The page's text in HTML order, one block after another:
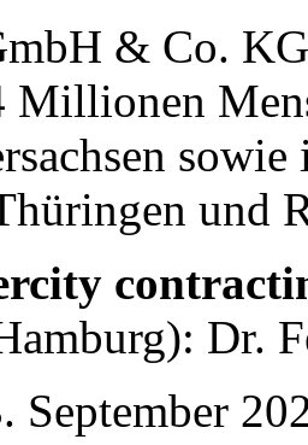
& Co.
und
Dr.
September